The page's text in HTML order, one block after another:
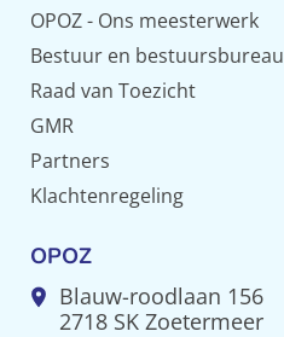
OPOZ - Ons meesterwerk
Bestuur en bestuursbureau
Raad van Toezicht
GMR
Partners
Klachtenregeling
OPOZ
Blauw-roodlaan 156
2718 SK Zoetermeer